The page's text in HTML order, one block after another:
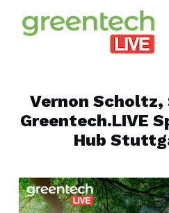
Vernon Scholtz,
Greentech.LIVE
Hub